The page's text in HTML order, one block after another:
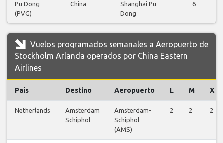
Pu Dong
(PVG)
China
Shanghai Pu
Dong
6
Vuelos programados semanales a Aeropuerto de
Stockholm Arlanda operados por China Eastern
Airlines
País Destino Aeropuerto L M X
Netherlands
Amsterdam
Schiphol
Amsterdam-
Schiphol
(AMS)
2 2 2